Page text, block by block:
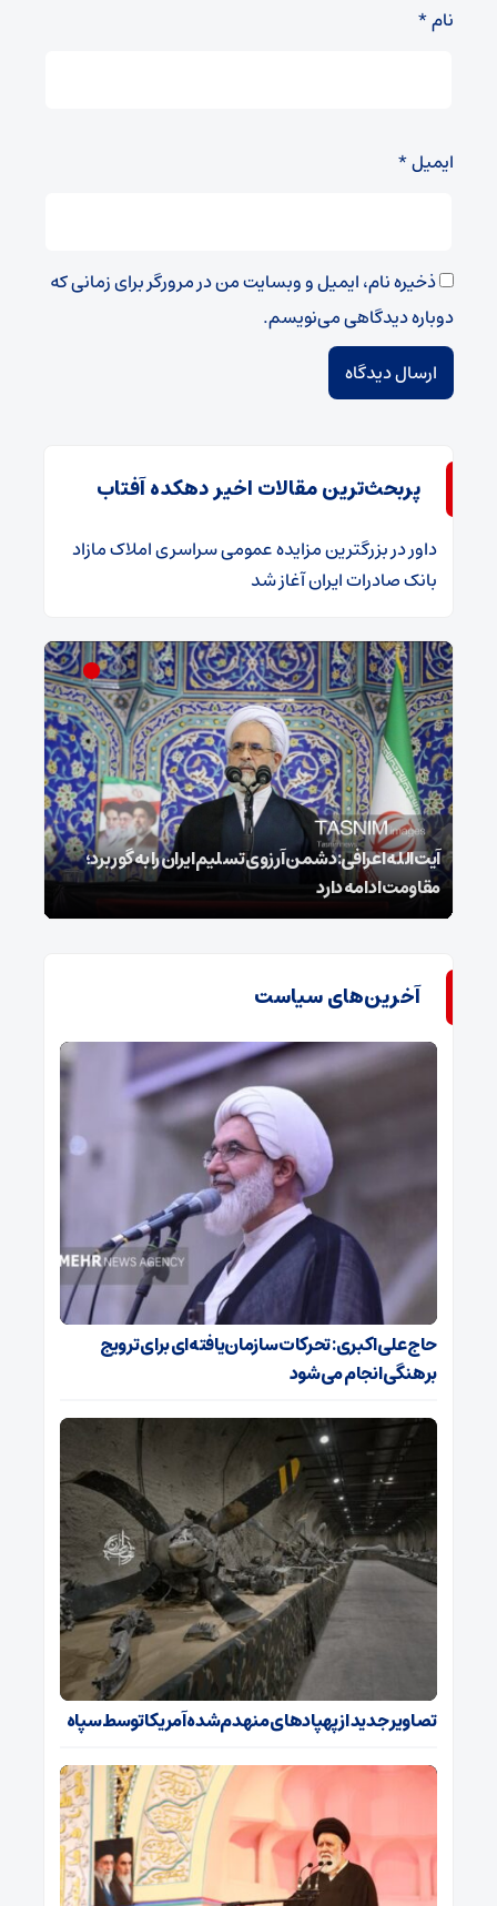
نام*
ایمیل*
ذخیره نام، ایمیل و وبسایت من در مرورگر برای زمانی که
دوباره دیدگاهی می‌نویسم.
پربحث‌ترین مقالات اخیر دهکده آفتاب
داوردر​بزرگترین مزایده عمومی سراسری املاک مازاد
بانک صادرات ایران آغاز شد
آیت‌الله اعرافی:دشمن آرزوی تسلیم ایران را به گور برد؛
مقاومت ادامه دارد
آخرین‌های سیاست
حاج‌علی‌اکبری: تحرکات سازمان‌یافته‌ای برای ترویج
برهنگی انجام می‌شود
تصاویر جدید از پهپادهای منهدم‌شده آمریکا توسط سپاه